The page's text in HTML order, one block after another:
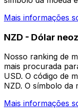
Mais informações
NZD - Dólar
Nosso ranking de
mais procurada
USD. O código de
NZD. O símbolo da
Mais informações